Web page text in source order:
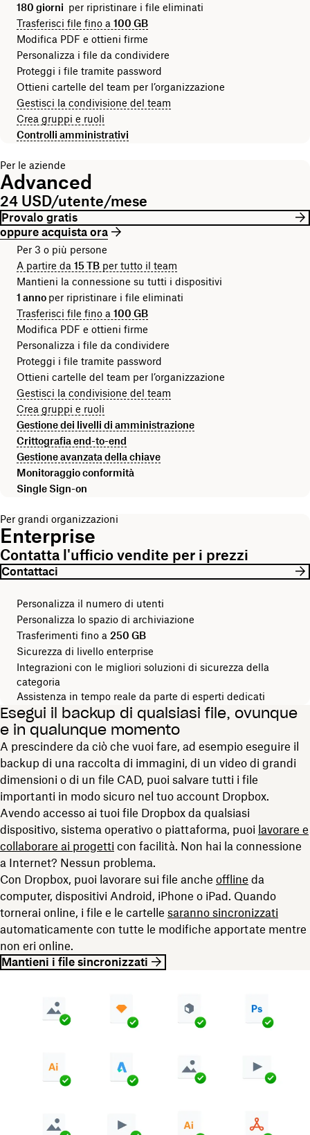
180 giorni per ripristinare i file eliminati
Trasferisci file fino a 100 GB
Modifica PDF e ottieni firme
Personalizza i file da condividere
Proteggi i file tramite password
Ottieni cartelle del team per l’organizzazione
Gestisci la condivisione del team
Crea gruppi e ruoli
Controlli amministrativi
Per le aziende
Advanced
24 USD/utente/mese
Provalo gratis
oppure acquista ora
Per 3 o più persone
A partire da 15 TB per tutto il team
Mantieni la connessione su tutti i dispositivi
1 anno per ripristinare i file eliminati
Trasferisci file fino a 100 GB
Modifica PDF e ottieni firme
Personalizza i file da condividere
Proteggi i file tramite password
Ottieni cartelle del team per l’organizzazione
Gestisci la condivisione del team
Crea gruppi e ruoli
Gestione dei livelli di amministrazione
Crittografia end-to-end
Gestione avanzata della chiave
Monitoraggio conformità
Single Sign-on
Per grandi organizzazioni
Enterprise
Contatta l'ufficio vendite per i prezzi
Contattaci
Personalizza il numero di utenti
Personalizza lo spazio di archiviazione
Trasferimenti fino a 250 GB
Sicurezza di livello enterprise
Integrazioni con le migliori soluzioni di sicurezza della
categoria
Assistenza in tempo reale da parte di esperti dedicati
Esegui il backup di qualsiasi file, ovunque
e in qualunque momento
A prescindere da ciò che vuoi fare, ad esempio eseguire il
backup di una raccolta di immagini, di un video di grandi
dimensioni o di un file CAD, puoi salvare tutti i file
importanti in modo sicuro nel tuo account Dropbox.
Avendo accesso ai tuoi file Dropbox da qualsiasi
dispositivo, sistema operativo o piattaforma, puoi lavorare e
collaborare ai progetti con facilità. Non hai la connessione
a Internet? Nessun problema.
Con Dropbox, puoi lavorare sui file anche offline da
computer, dispositivi Android, iPhone o iPad. Quando
tornerai online, i file e le cartelle saranno sincronizzati
automaticamente con tutte le modifiche apportate mentre
non eri online.
Mantieni i file sincronizzati